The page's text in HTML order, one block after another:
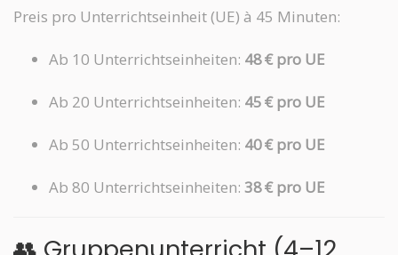
Preis pro Unterrichtseinheit (UE) à 45 Minuten:
Ab 10 Unterrichtseinheiten: 48 € pro UE
Ab 20 Unterrichtseinheiten: 45 € pro UE
Ab 50 Unterrichtseinheiten: 40 € pro UE
Ab 80 Unterrichtseinheiten: 38 € pro UE